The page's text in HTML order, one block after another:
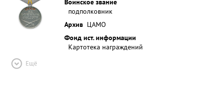
подполковник
Архив ЦАМО
Фонд ист. информации
Картотека награждений
Ещё